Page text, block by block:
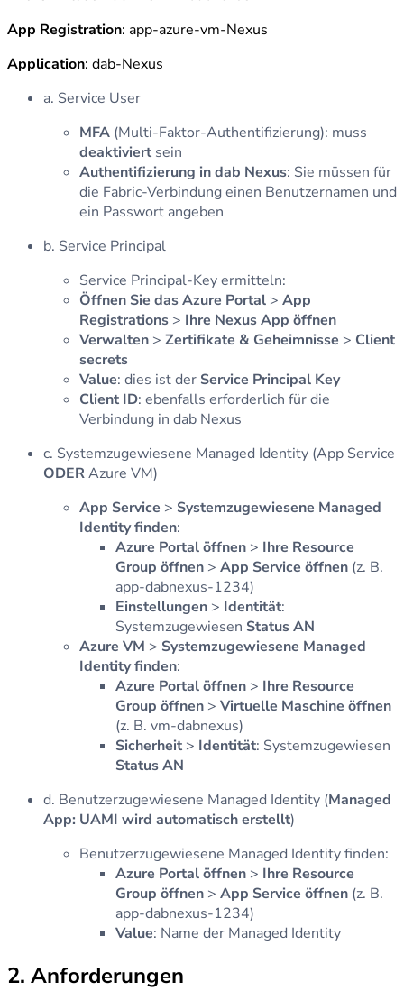
App Registration: app-azure-vm-Nexus
Application: dab-Nexus
a. Service User
MFA (Multi-Faktor-Authentifizierung): muss
deaktiviert sein
Authentifizierung in dab Nexus: Sie müssen für
die Fabric-Verbindung einen Benutzernamen und
ein Passwort angeben
b. Service Principal
Service Principal-Key ermitteln:
Öffnen Sie das Azure Portal > App
Registrations > Ihre Nexus App öffnen
Verwalten > Zertifikate & Geheimnisse > Client
secrets
Value: dies ist der Service Principal Key
Client ID: ebenfalls erforderlich für die
Verbindung in dab Nexus
c. Systemzugewiesene Managed Identity (App Service
ODERAzure VM)
App Service > Systemzugewiesene Managed
Identity finden:
Azure Portal öffnen > Ihre Resource
Group öffnen > App Service öffnen (z. B.
app-dabnexus-1234)
Einstellungen > Identität:
Systemzugewiesen Status AN
Azure VM > Systemzugewiesene Managed
Identity finden:
Azure Portal öffnen > Ihre Resource
Group öffnen > Virtuelle Maschine öffnen
(z. B. vm-dabnexus)
Sicherheit > Identität: Systemzugewiesen
Status AN
d. Benutzerzugewiesene Managed Identity (Managed
App: UAMI wird automatisch erstellt)
Benutzerzugewiesene Managed Identity finden:
Azure Portal öffnen > Ihre Resource
Group öffnen > App Service öffnen (z. B.
app-dabnexus-1234)
Value: Name der Managed Identity
2. Anforderungen